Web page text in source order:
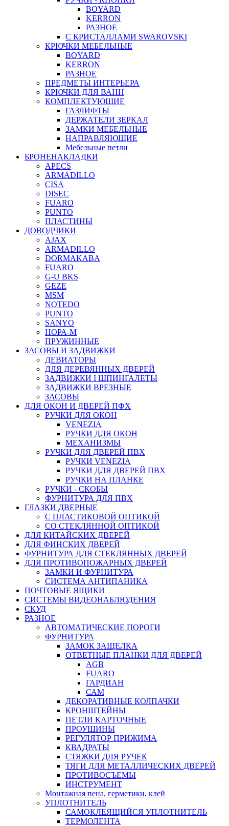
BOYARD
KERRON
РАЗНОЕ
С КРИСТАЛЛАМИ SWAROVSKI
КРЮЧКИ МЕБЕЛЬНЫЕ
BOYARD
KERRON
РАЗНОЕ
ПРЕДМЕТЫ ИНТЕРЬЕРА
КРЮЧКИ ДЛЯ ВАНН
КОМПЛЕКТУЮЩИЕ
ГАЗЛИФТЫ
ДЕРЖАТЕЛИ ЗЕРКАЛ
ЗАМКИ МЕБЕЛЬНЫЕ
НАПРАВЛЯЮЩИЕ
Мебельные петли
БРОНЕНАКЛАДКИ
APECS
ARMADILLO
CISA
DISEC
FUARO
PUNTO
ПЛАСТИНЫ
ДОВОДЧИКИ
AJAX
ARMADILLO
DORMAKABA
FUARO
G-U BKS
GEZE
MSM
NOTEDO
PUNTO
SANYO
НОРА-М
ПРУЖИННЫЕ
ЗАСОВЫ И ЗАДВИЖКИ
ДЕВИАТОРЫ
ДЛЯ ДЕРЕВЯННЫХ ДВЕРЕЙ
ЗАДВИЖКИ I ШПИНГАЛЕТЫ
ЗАДВИЖКИ ВРЕЗНЫЕ
ЗАСОВЫ
ДЛЯ ОКОН И ДВЕРЕЙ ПФХ
РУЧКИ ДЛЯ ОКОН
VENEZIA
РУЧКИ ДЛЯ ОКОН
МЕХАНИЗМЫ
РУЧКИ ДЛЯ ДВЕРЕЙ ПВХ
РУЧКИ VENEZIA
РУЧКИ ДЛЯ ДВЕРЕЙ ПВХ
РУЧКИ НА ПЛАНКЕ
РУЧКИ - СКОБЫ
ФУРНИТУРА ДЛЯ ПВХ
ГЛАЗКИ ДВЕРНЫЕ
С ПЛАСТИКОВОЙ ОПТИКОЙ
СО СТЕКЛЯННОЙ ОПТИКОЙ
ДЛЯ КИТАЙСКИХ ДВЕРЕЙ
ДЛЯ ФИНСКИХ ДВЕРЕЙ
ФУРНИТУРА ДЛЯ СТЕКЛЯННЫХ ДВЕРЕЙ
ДЛЯ ПРОТИВОПОЖАРНЫХ ДВЕРЕЙ
ЗАМКИ И ФУРНИТУРА
СИСТЕМА АНТИПАНИКА
ПОЧТОВЫЕ ЯЩИКИ
СИСТЕМЫ ВИДЕОНАБЛЮДЕНИЯ
СКУД
РАЗНОЕ
АВТОМАТИЧЕСКИЕ ПОРОГИ
ФУРНИТУРА
ЗАМОК ЗАЩЕЛКА
ОТВЕТНЫЕ ПЛАНКИ ДЛЯ ДВЕРЕЙ
AGB
FUARO
ГАРДИАН
САМ
ДЕКОРАТИВНЫЕ КОЛПАЧКИ
КРОНШТЕЙНЫ
ПЕТЛИ КАРТОЧНЫЕ
ПРОУШИНЫ
РЕГУЛЯТОР ПРИЖИМА
КВАДРАТЫ
СТЯЖКИ ДЛЯ РУЧЕК
ТЯГИ ДЛЯ МЕТАЛЛИЧЕСКИХ ДВЕРЕЙ
ПРОТИВОСЪЕМЫ
ИНСТРУМЕНТ
Монтажная пена, герметики, клей
УПЛОТНИТЕЛЬ
САМОКЛЕЯЩИЙСЯ УПЛОТНИТЕЛЬ
ТЕРМОЛЕНТА